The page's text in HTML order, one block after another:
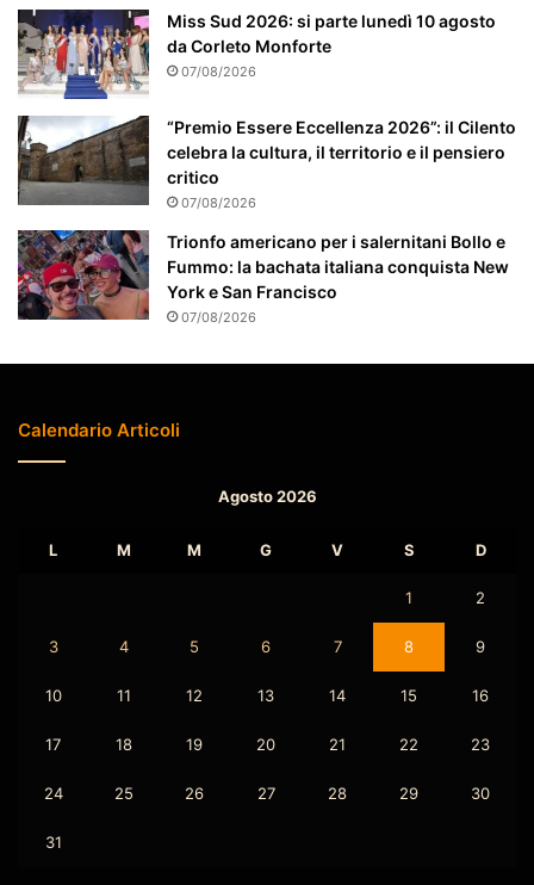
a
t
t
e
z
i
o
n
a
t
o
Miss Sud 2026: si parte lunedì 10 agosto
da Corleto Monforte
07/08/2026
“Premio Essere Eccellenza 2026”: il Cilento
celebra la cultura, il territorio e il pensiero
critico
07/08/2026
Trionfo americano per i salernitani Bollo e
Fummo: la bachata italiana conquista New
York e San Francisco
07/08/2026
Calendario Articoli
Agosto 2026
L M M G V S D
1 2
3 4 5 6 7 8 9
10 11 12 13 14 15 16
17 18 19 20 21 22 23
24 25 26 27 28 29 30
31